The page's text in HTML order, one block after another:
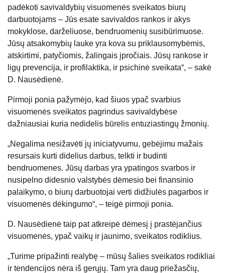
padėkoti savivaldybių visuomenės sveikatos biurų
darbuotojams – Jūs esate savivaldos rankos ir akys
mokyklose, darželiuose, bendruomenių susibūrimuose.
Jūsų atsakomybių lauke yra kova su priklausomybėmis,
atskirtimi, patyčiomis, žalingais įpročiais. Jūsų rankose ir
ligų prevencija, ir profilaktika, ir psichinė sveikata“, – sakė
D. Nausėdienė.
Pirmoji ponia pažymėjo, kad šiuos ypač svarbius
visuomenės sveikatos pagrindus savivaldybėse
dažniausiai kuria nedidelis būrelis entuziastingų žmonių.
„Negalima nesižavėti jų iniciatyvumu, gebėjimu mažais
resursais kurti didelius darbus, telkti ir budinti
bendruomenes. Jūsų darbas yra ypatingos svarbos ir
nusipelno didesnio valstybės dėmesio bei finansinio
palaikymo, o biurų darbuotojai verti didžiulės pagarbos ir
visuomenės dėkingumo“, – teigė pirmoji ponia.
D. Nausėdienė taip pat atkreipė dėmesį į prastėjančius
visuomenės, ypač vaikų ir jaunimo, sveikatos rodiklius.
„Turime pripažinti realybę – mūsų šalies sveikatos rodikliai
ir tendencijos nėra iš gerųjų. Tam yra daug priežasčių,